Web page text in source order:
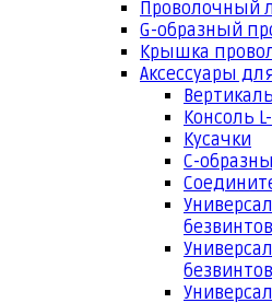
Проволочный
G-образный
Крышка
Аксессуары
Консоль
Кусачки
С-